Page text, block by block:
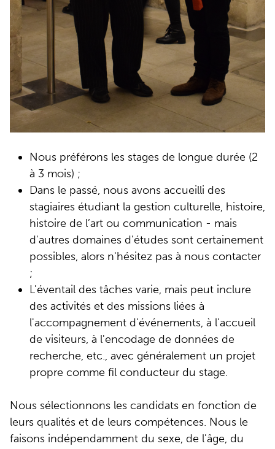
Nous préférons les stages de longue durée (2
à 3 mois) ;
Dans le passé, nous avons accueilli des
stagiaires étudiant la gestion culturelle, histoire,
histoire de l’art ou communication - mais
d'autres domaines d'études sont certainement
possibles, alors n'hésitez pas à nous contacter
;
L'éventail des tâches varie, mais peut inclure
des activités et des missions liées à
l'accompagnement d'événements, à l'accueil
de visiteurs, à l'encodage de données de
recherche, etc., avec généralement un projet
propre comme fil conducteur du stage.
Nous sélectionnons les candidats en fonction de
leurs qualités et de leurs compétences. Nous le
faisons indépendamment du sexe, de l'âge, du